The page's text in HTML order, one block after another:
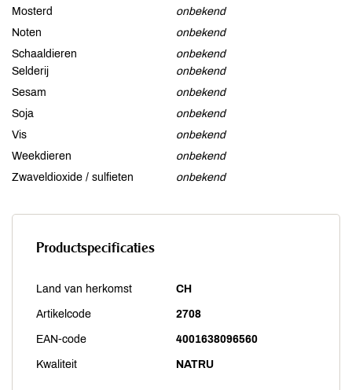
Mosterd
onbekend
Noten
onbekend
Schaaldieren
onbekend
Selderij
onbekend
Sesam
onbekend
Soja
onbekend
Vis
onbekend
Weekdieren
onbekend
Zwaveldioxide / sulfieten
onbekend
Productspecificaties
Land van herkomst CH
Artikelcode 2708
EAN-code 4001638096560
Kwaliteit NATRU